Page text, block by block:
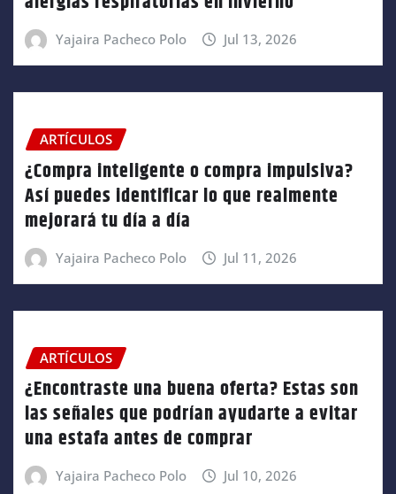
Yajaira Pacheco Polo Jul 13, 2026
ARTÍCULOS
¿Compra inteligente o compra impulsiva?
Así puedes identificar lo que realmente
mejorará tu día a día
Yajaira Pacheco Polo Jul 11, 2026
ARTÍCULOS
¿Encontraste una buena oferta? Estas son
las señales que podrían ayudarte a evitar
una estafa antes de comprar
Yajaira Pacheco Polo Jul 10, 2026